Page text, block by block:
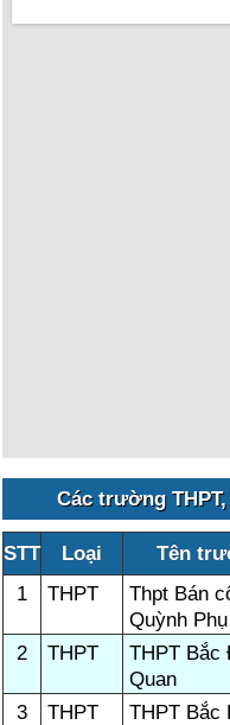
Các trường
STT Loại Tên
1
THPT
Thpt Bán
Quỳnh Phụ
2
THPT
THPT Bắc
Quan
3
THPT
THPT Bắc